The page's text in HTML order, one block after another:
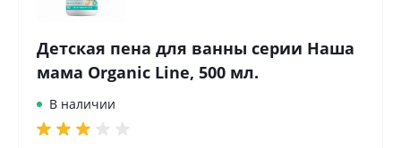
Детская пена для ванны серии Наша
мама Organic Line, 500 мл.
В наличии